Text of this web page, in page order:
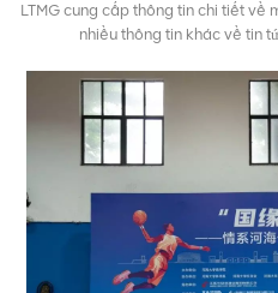
LTMG cung cấp thông tin chi tiết về
nhiều thông tin khác về tin